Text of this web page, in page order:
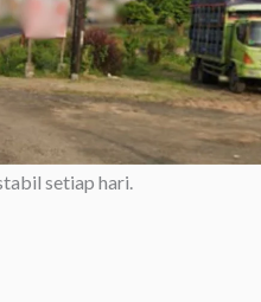
setiap hari.